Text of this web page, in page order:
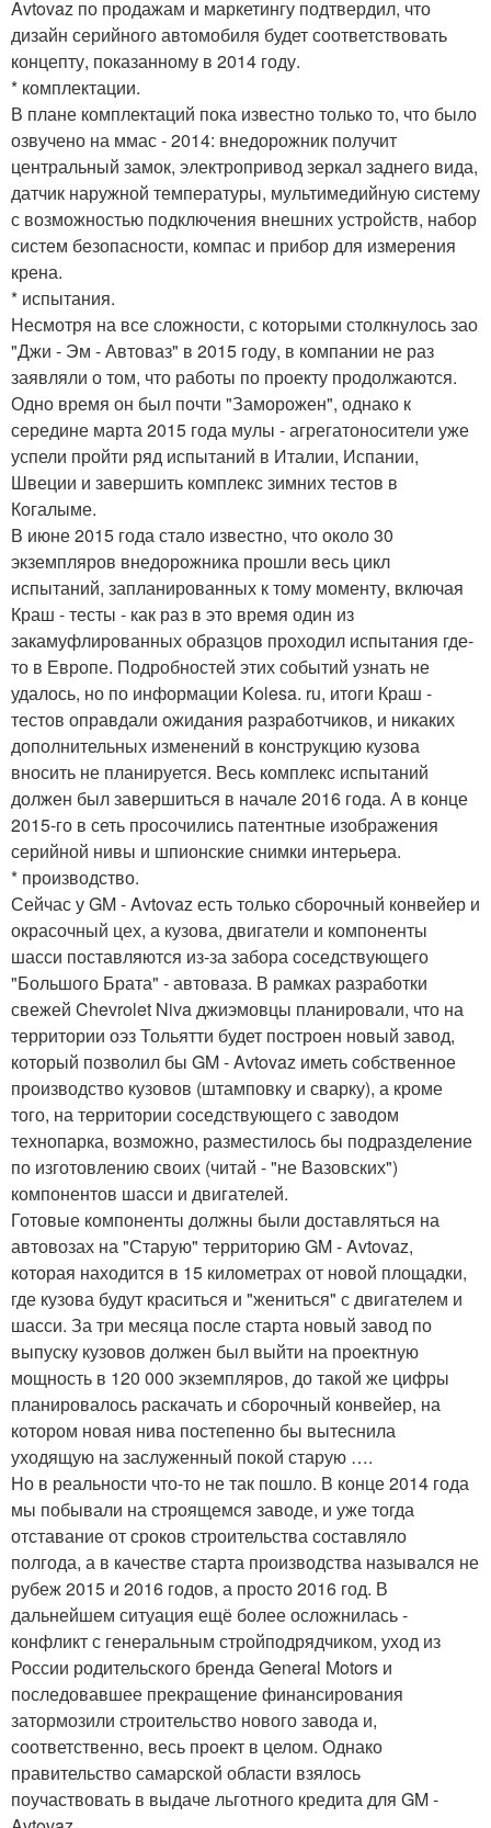
Avtovaz по продажам и маркетингу подтвердил, что
дизайн серийного автомобиля будет соответствовать
концепту, показанному в 2014 году.
* комплектации.
В плане комплектаций пока известно только то, что было
озвучено на ммас - 2014: внедорожник получит
центральный замок, электропривод зеркал заднего вида,
датчик наружной температуры, мультимедийную систему
с возможностью подключения внешних устройств, набор
систем безопасности, компас и прибор для измерения
крена.
* испытания.
Несмотря на все сложности, с которыми столкнулось зао
"Джи - Эм - Автоваз" в 2015 году, в компании не раз
заявляли о том, что работы по проекту продолжаются.
Одно время он был почти "Заморожен", однако к
середине марта 2015 года мулы - агрегатоносители уже
успели пройти ряд испытаний в Италии, Испании,
Швеции и завершить комплекс зимних тестов в
Когалыме.
В июне 2015 года стало известно, что около 30
экземпляров внедорожника прошли весь цикл
испытаний, запланированных к тому моменту, включая
Краш - тесты - как раз в это время один из
закамуфлированных образцов проходил испытания где-
то в Европе. Подробностей этих событий узнать не
удалось, но по информации Kolesa. ru, итоги Краш -
тестов оправдали ожидания разработчиков, и никаких
дополнительных изменений в конструкцию кузова
вносить не планируется. Весь комплекс испытаний
должен был завершиться в начале 2016 года. А в конце
2015-го в сеть просочились патентные изображения
серийной нивы и шпионские снимки интерьера.
* производство.
Сейчас у GM - Avtovaz есть только сборочный конвейер и
окрасочный цех, а кузова, двигатели и компоненты
шасси поставляются из-за забора соседствующего
"Большого Брата" - автоваза. В рамках разработки
свежей Chevrolet Niva джиэмовцы планировали, что на
территории оэз Тольятти будет построен новый завод,
который позволил бы GM - Avtovaz иметь собственное
производство кузовов (штамповку и сварку), а кроме
того, на территории соседствующего с заводом
технопарка, возможно, разместилось бы подразделение
по изготовлению своих (читай - "не Вазовских")
компонентов шасси и двигателей.
Готовые компоненты должны были доставляться на
автовозах на "Старую" территорию GM - Avtovaz,
которая находится в 15 километрах от новой площадки,
где кузова будут краситься и "жениться" с двигателем и
шасси. За три месяца после старта новый завод по
выпуску кузовов должен был выйти на проектную
мощность в 120 000 экземпляров, до такой же цифры
планировалось раскачать и сборочный конвейер, на
котором новая нива постепенно бы вытеснила
уходящую на заслуженный покой старую ….
Но в реальности что-то не так пошло. В конце 2014 года
мы побывали на строящемся заводе, и уже тогда
отставание от сроков строительства составляло
полгода, а в качестве старта производства назывался не
рубеж 2015 и 2016 годов, а просто 2016 год. В
дальнейшем ситуация ещё более осложнилась -
конфликт с генеральным стройподрядчиком, уход из
России родительского бренда General Motors и
последовавшее прекращение финансирования
затормозили строительство нового завода и,
соответственно, весь проект в целом. Однако
правительство самарской области взялось
поучаствовать в выдаче льготного кредита для GM -